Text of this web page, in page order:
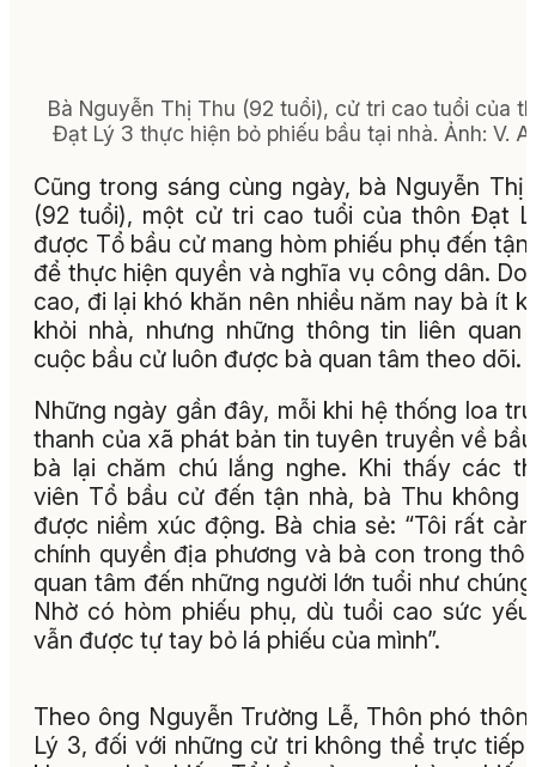
Bà Nguyễn Thị Thu (92 tuổi), cử tri cao tuổi của
Đạt Lý 3 thực hiện bỏ phiếu bầu tại nhà. Ảnh: V.
Cũng trong sáng cùng ngày, bà Nguyễn Thị
(92 tuổi), một cử tri cao tuổi của thôn Đạt
được Tổ bầu cử mang hòm phiếu phụ đến tận
để thực hiện quyền và nghĩa vụ công dân. Do
cao, đi lại khó khăn nên nhiều năm nay bà ít
khỏi nhà, nhưng những thông tin liên quan
cuộc bầu cử luôn được bà quan tâm theo dõi.
Những ngày gần đây, mỗi khi hệ thống loa
thanh của xã phát bản tin tuyên truyền về
bà lại chăm chú lắng nghe. Khi thấy các
viên Tổ bầu cử đến tận nhà, bà Thu không
được niềm xúc động. Bà chia sẻ: “Tôi rất
chính quyền địa phương và bà con trong
quan tâm đến những người lớn tuổi như
Nhờ có hòm phiếu phụ, dù tuổi cao sức
vẫn được tự tay bỏ lá phiếu của mình”.
Theo ông Nguyễn Trường Lễ, Thôn phó
Lý 3, đối với những cử tri không thể trực tiếp